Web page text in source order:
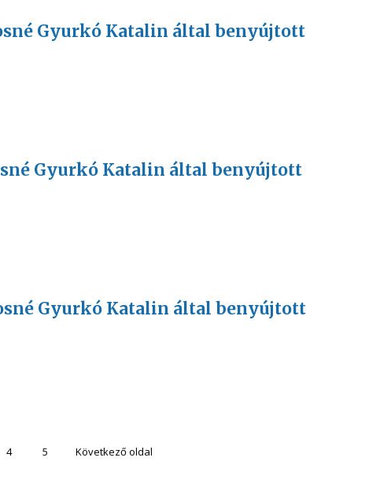
Gyurkó Katalin által benyújtott
Gyurkó Katalin által benyújtott
Gyurkó Katalin által benyújtott
4 5 Következő oldal